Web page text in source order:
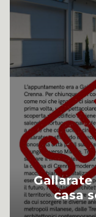
Gallarate
casa